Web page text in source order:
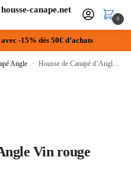
0
-15% dès 50€ d’achats
Angle » Housse de Canapé d’Angle Vin rouge
Vin rouge